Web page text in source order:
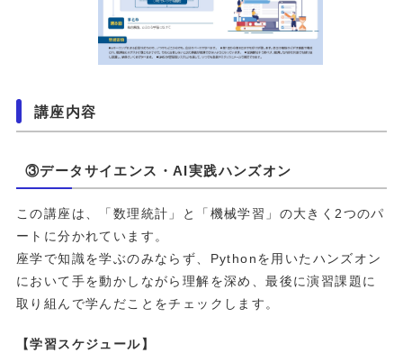
講座内容
③データサイエンス・AI実践ハンズオン
この講座は、「数理統計」と「機械学習」の大きく2つのパ
ートに分かれています。
座学で知識を学ぶのみならず、Pythonを用いたハンズオン
において手を動かしながら理解を深め、最後に演習課題に
取り組んで学んだことをチェックします。
【学習スケジュール】